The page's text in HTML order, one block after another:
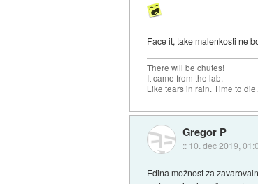
Face it, take malenkosti ne
There will be chutes!
It came from the lab.
Like tears in rain. Time to
Gregor P
:: 10. dec 2019,
Edina možnost za